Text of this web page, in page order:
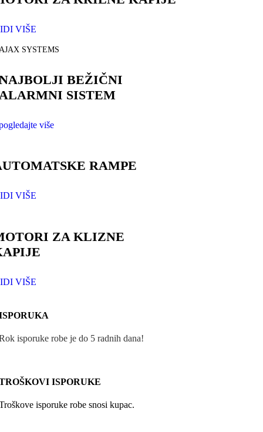
VIŠE
SYSTEMS
BEŽIČNI
SISTEM
više
RAMPE
VIŠE
ZA KLIZNE
VIŠE
isporuke robe je do 5 radnih dana!
ISPORUKE
isporuke robe snosi kupac.